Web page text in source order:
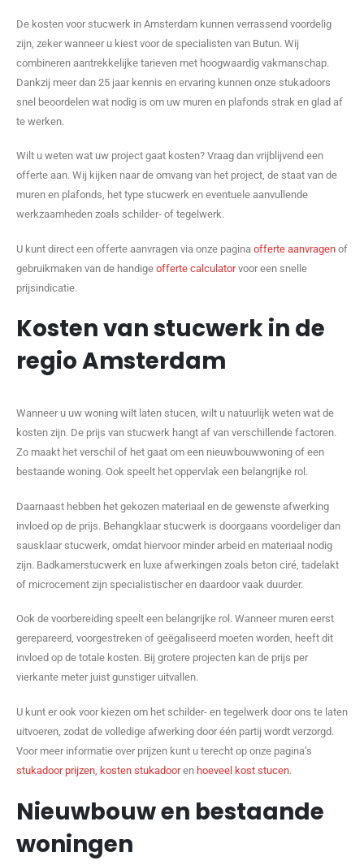
De kosten voor stucwerk in Amsterdam kunnen verrassend voordelig
zijn, zeker wanneer u kiest voor de specialisten van Butun. Wij
combineren aantrekkelijke tarieven met hoogwaardig vakmanschap.
Dankzij meer dan 25 jaar kennis en ervaring kunnen onze stukadoors
snel beoordelen wat nodig is om uw muren en plafonds strak en glad af
te werken.
Wilt u weten wat uw project gaat kosten? Vraag dan vrijblijvend een
offerte aan. Wij kijken naar de omvang van het project, de staat van de
muren en plafonds, het type stucwerk en eventuele aanvullende
werkzaamheden zoals schilder- of tegelwerk.
U kunt direct een offerte aanvragen via onze pagina offerte aanvragen of
gebruikmaken van de handige offerte calculatorvoor een snelle
prijsindicatie.
Kosten van stucwerk in de
regio Amsterdam
Wanneer u uw woning wilt laten stucen, wilt u natuurlijk weten wat de
kosten zijn. De prijs van stucwerk hangt af van verschillende factoren.
Zo maakt het verschil of het gaat om een nieuwbouwwoning of een
bestaande woning. Ook speelt het oppervlak een belangrijke rol.
Daarnaast hebben het gekozen materiaal en de gewenste afwerking
invloed op de prijs. Behangklaar stucwerk is doorgaans voordeliger dan
sausklaar stucwerk, omdat hiervoor minder arbeid en materiaal nodig
zijn. Badkamerstucwerk en luxe afwerkingen zoals beton ciré, tadelakt
of microcement zijn specialistischer en daardoor vaak duurder.
Ook de voorbereiding speelt een belangrijke rol. Wanneer muren eerst
gerepareerd, voorgestreken of geëgaliseerd moeten worden, heeft dit
invloed op de totale kosten. Bij grotere projecten kan de prijs per
vierkante meter juist gunstiger uitvallen.
U kunt er ook voor kiezen om het schilder- en tegelwerk door ons te laten
uitvoeren, zodat de volledige afwerking door één partij wordt verzorgd.
Voor meer informatie over prijzen kunt u terecht op onze pagina’s
stukadoor prijzen, kosten stukadooren hoeveel kost stucen.
Nieuwbouw en bestaande
woningen